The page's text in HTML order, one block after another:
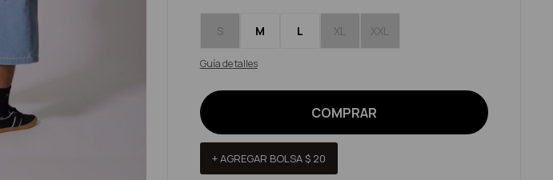
S M L XL XXL
Guía de talles
COMPRAR
+ AGREGAR BOLSA$ 20